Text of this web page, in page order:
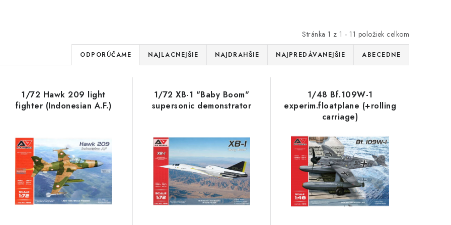
Stránka 1 z 1 - 11 položiek celkom
R
a
d
e
i
e
p
r
ODPORÚČAME NAJLACNEJŠIE NAJDRAHŠIE NAJPREDÁVANEJŠIE ABECEDNE
1/72 Hawk 209 light
fighter (Indonesian A.F.)
1/72 XB-1 "Baby Boom"
supersonic demonstrator
1/48 Bf.109W-1
experim.floatplane (+rolling
carriage)